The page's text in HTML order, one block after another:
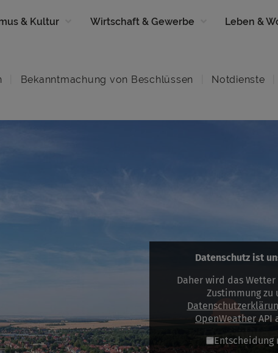
& Kultur Wirtschaft & Gewerbe Leben &
Bekanntmachung von Beschlüssen
Notdienste
Datenschutz ist
Daher wird das
Zustimmung zu
OpenWeather API
Entscheidung